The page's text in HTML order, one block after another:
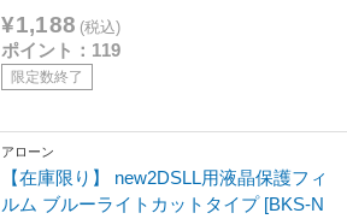
¥1,188 (税込)
ポイント：119
限定数終了
アローン
【在庫限り】 new2DSLL用液晶保護フィ
ルム ブルーライトカットタイプ [BKS-N